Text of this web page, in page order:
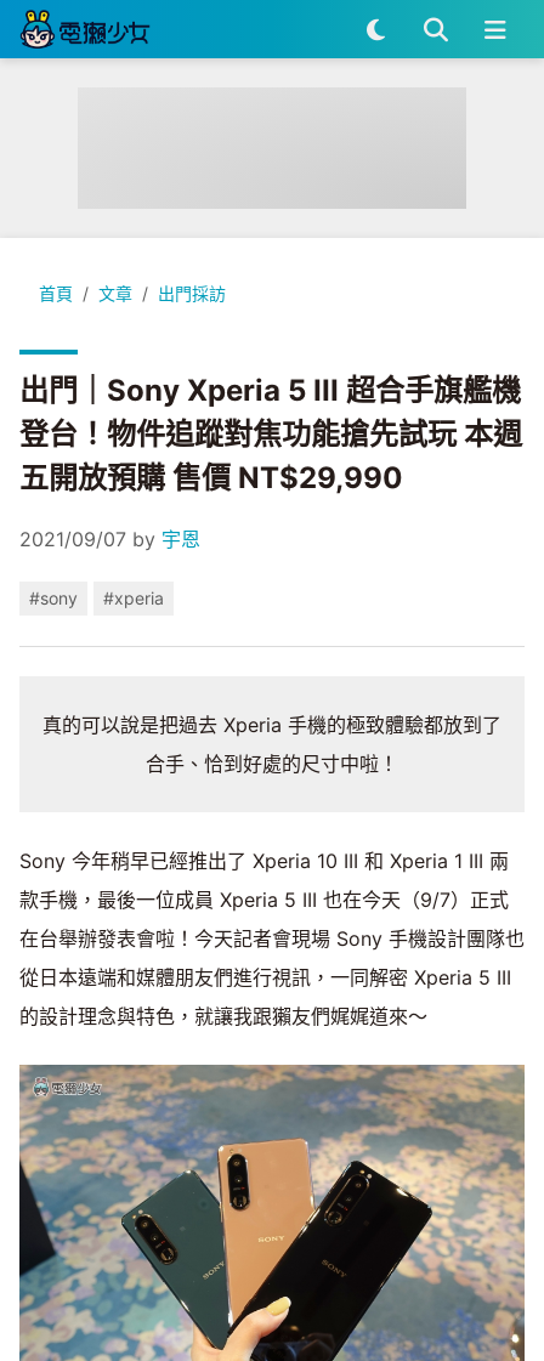
首頁 文章 出門採訪
出門｜Sony Xperia 5 III 超合手旗艦機登台！物件追蹤對焦功
出門｜Sony Xperia 5 III 超合手旗艦機
登台！物件追蹤對焦功能搶先試玩 本週
五開放預購 售價 NT$29,990
2021/09/07 by 宇恩
#sony #xperia
真的可以說是把過去 Xperia 手機的極致體驗都放到了
合手、恰到好處的尺寸中啦！
Sony 今年稍早已經推出了 Xperia 10 III 和 Xperia 1 III 兩
款手機，最後一位成員 Xperia 5 III 也在今天（9/7）正式
在台舉辦發表會啦！今天記者會現場 Sony 手機設計團隊也
從日本遠端和媒體朋友們進行視訊，一同解密 Xperia 5 III
的設計理念與特色，就讓我跟獺友們娓娓道來～